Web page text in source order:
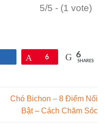
5/5 - (1 vote)
Pin
6 6
SHARES
Chó Bichon – 8 Điểm Nổi
Bật – Cách Chăm Sóc